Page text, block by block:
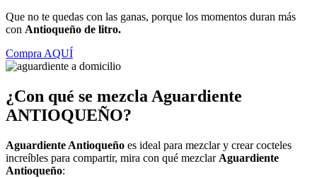
Que no te quedas con las ganas, porque los momentos duran más
con Antioqueño de litro.
Compra AQUÍ
¿Con qué se mezcla Aguardiente
ANTIOQUEÑO?
Aguardiente Antioqueño es ideal para mezclar y crear cocteles
increíbles para compartir, mira con qué mezclar Aguardiente
Antioqueño: